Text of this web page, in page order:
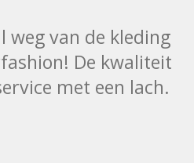
weg van de kleding
De kwaliteit
met een lach.